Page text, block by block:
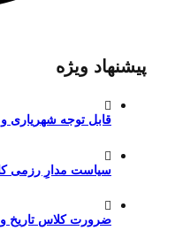
پیشنهاد ویژه
قابل توجه شهریاری و
سیاست مدارِ رزمی کار
ضرورت کلاس تاریخ و